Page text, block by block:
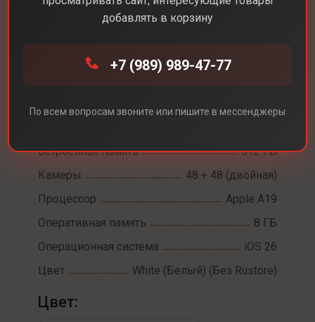
iPhone 17
Встроенная память
512 ГБ
Камеры
48 + 48 (двойная)
Процессор
Apple A19
Оперативная память
8 ГБ
Операционная система
iOS 26
Цвет
White (Белый) (Без Rustore)
Цвет:
добавлять в корзину
+7 (989) 989-47-77
По всем вопросам звоните или пишите в мессенджеры